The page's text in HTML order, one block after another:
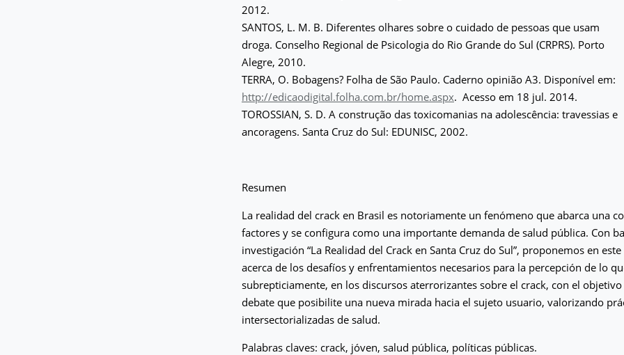
2012.
SANTOS, L. M. B. Diferentes olhares sobre o cuidado de pessoas que usam
droga. Conselho Regional de Psicologia do Rio Grande do Sul (CRPRS). Porto
Alegre, 2010.
TERRA, O. Bobagens? Folha de São Paulo. Caderno opinião A3. Disponível em:
http://edicaodigital.folha.com.br/home.aspx. Acesso em 18 jul. 2014.
TOROSSIAN, S. D. A construção das toxicomanias na adolescência: travessias e
ancoragens. Santa Cruz do Sul: EDUNISC, 2002.
Resumen
La realidad del crack en Brasil es notoriamente un fenómeno que abarca una
factores y se configura como una importante demanda de salud pública. Con
investigación “La Realidad del Crack en Santa Cruz do Sul”, proponemos en
acerca de los desafíos y enfrentamientos necesarios para la percepción de lo
subrepticiamente, en los discursos aterrorizantes sobre el crack, con el
debate que posibilite una nueva mirada hacia el sujeto usuario, valorizando
intersectorializadas de salud.
Palabras claves: crack, jóven, salud pública, políticas públicas.